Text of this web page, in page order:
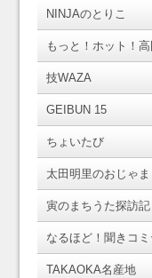
NINJAのとりこ
もっと！ホット！高
技WAZA
GEIBUN 15
ちょいたび
太田明里のおじゃま
寅のまちうた探訪記
なるほど！聞きコ
TAKAOKA名産地